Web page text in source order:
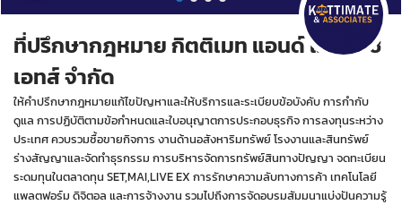
ที่ปรึกษากฎหมาย กิตติเมท แอนด์ แอสโซซิ
เอทส์ จำกัด
ให้คำปรึกษากฎหมายแก้ไขปัญหาและให้บริการและระเบียบข้อบังคับ การกำกับ
ดูแล การปฏิบัติตามข้อกำหนดและใบอนุญาตการประกอบธุรกิจ การลงทุนระหว่าง
ประเทศ ควบรวมซื้อขายกิจการ งานด้านอสังหาริมทรัพย์ โรงงานและสินทรัพย์
ร่างสัญญาและจัดทำธุรกรรม การบริหารจัดการทรัพย์สินทางปัญญา จดทะเบียน
ระดมทุนในตลาดทุน SET,MAI,LIVE EX การรักษาความลับทางการค้า เทคโนโลยี
แพลตฟอร์ม ดิจิตอล และการจ้างงาน รวมไปถึงการจัดอบรมสัมมนาแบ่งปันความรู้